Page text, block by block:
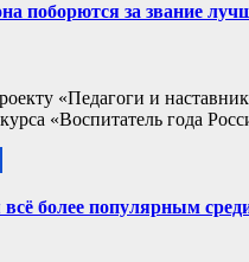
поборются за звание
«Педагоги и
«Воспитатель года
всё более популярным